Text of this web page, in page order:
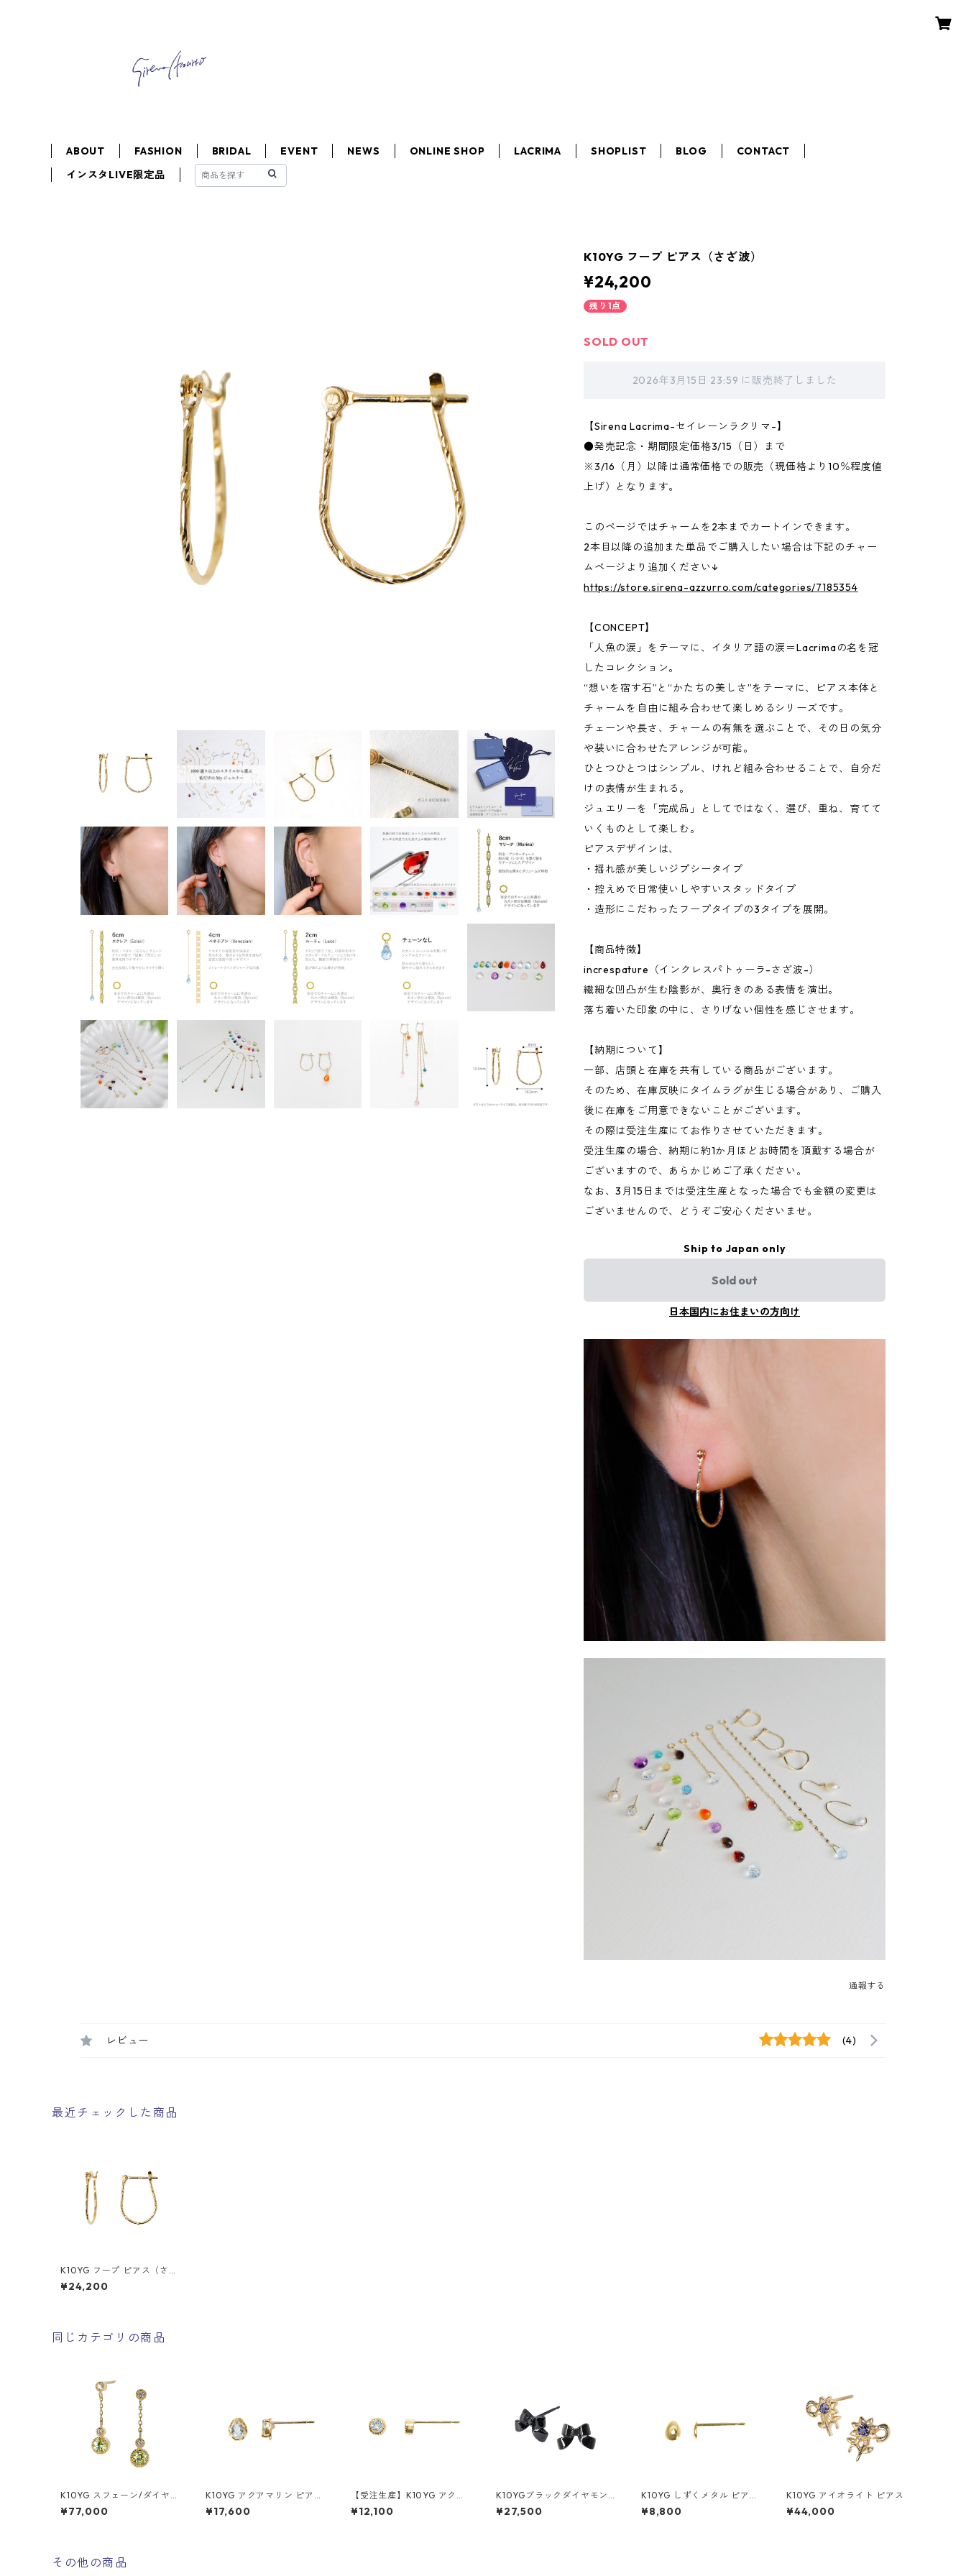
ABOUT FASHION BRIDAL EVENT NEWS ONLINE SHOP LACRIMA SHOPLIST BLOG
CONTACT
インスタLIVE限定品
K10YG フープ ピアス（さざ波）
¥24,200
残り1点
SOLD OUT
2026年3月15日 23:59 に販売終了しました
【Sirena Lacrima-セイレーンラクリマ-】
●発売記念・期間限定価格3/15（日）まで
※3/16（月）以降は通常価格での販売（現価格より10％程度値
上げ）となります。
このページではチャームを2本までカートインできます。
2本目以降の追加また単品でご購入したい場合は下記のチャー
ムページより追加ください↓
https://store.sirena-azzurro.com/categories/7185354
【CONCEPT】
「人魚の涙」をテーマに、イタリア語の涙＝Lacrimaの名を冠
したコレクション。
“想いを宿す石”と“かたちの美しさ”をテーマに、ピアス本体と
チャームを自由に組み合わせて楽しめるシリーズです。
チェーンや長さ、チャームの有無を選ぶことで、その日の気分
や装いに合わせたアレンジが可能。
ひとつひとつはシンプル、けれど組み合わせることで、自分だ
けの表情が生まれる。
ジュエリーを「完成品」としてではなく、選び、重ね、育てて
いくものとして楽しむ。
ピアスデザインは、
・揺れ感が美しいジプシータイプ
・控えめで日常使いしやすいスタッドタイプ
・造形にこだわったフープタイプの3タイプを展開。
【商品特徴】
increspature（インクレスパトゥーラ-さざ波-）
繊細な凹凸が生む陰影が、奥行きのある表情を演出。
落ち着いた印象の中に、さりげない個性を感じさせます。
【納期について】
一部、店頭と在庫を共有している商品がございます。
そのため、在庫反映にタイムラグが生じる場合があり、ご購入
後に在庫をご用意できないことがございます。
その際は受注生産にてお作りさせていただきます。
受注生産の場合、納期に約1か月ほどお時間を頂戴する場合が
ございますので、あらかじめご了承ください。
なお、3月15日までは受注生産となった場合でも金額の変更は
ございませんので、どうぞご安心くださいませ。
Ship to Japan only
Sold out
日本国内にお住まいの方向け
通報する
レビュー (4)
最近チェックした商品
K10YG フープ ピアス（さざ
波）
¥24,200
同じカテゴリの商品
K10YG スフェーン/ダイヤモ
ンド（0.04ct） ピアス
¥77,000
K10YG アクアマリン ピアス
（スタッド）
¥17,600
【受注生産】K10YG アクア
マリン ピアス（スタッド）
¥12,100
K10YGブラックダイヤモン
ド ピアス
¥27,500
K10YG しずくメタル ピアス
（スタッド）
¥8,800
K10YG アイオライト ピアス
¥44,000
その他の商品